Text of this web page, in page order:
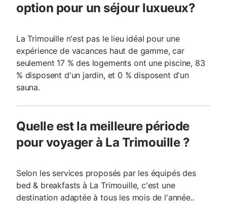
option pour un séjour luxueux?
La Trimouille n'est pas le lieu idéal pour une
expérience de vacances haut de gamme, car
seulement 17 % des logements ont une piscine, 83
% disposent d'un jardin, et 0 % disposent d'un
sauna.
Quelle est la meilleure période
pour voyager à La Trimouille ?
Selon les services proposés par les équipés des
bed & breakfasts à La Trimouille, c'est une
destination adaptée à tous les mois de l'année..